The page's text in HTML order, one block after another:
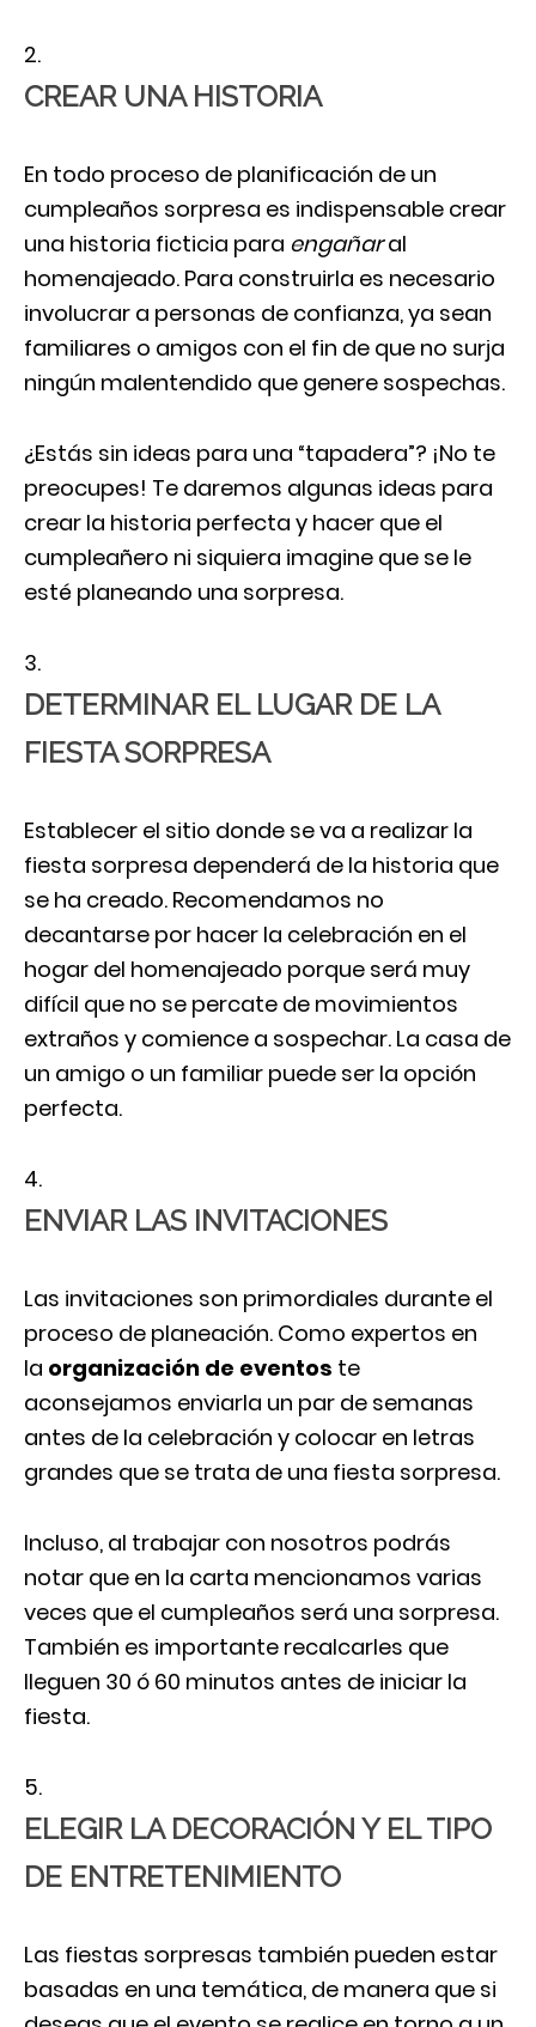
CREAR UNA HISTORIA
En todo proceso de planificación de un
cumpleaños sorpresa es indispensable crear
una historia ficticia para engañaral
homenajeado. Para construirla es necesario
involucrar a personas de confianza, ya sean
familiares o amigos con el fin de que no surja
ningún malentendido que genere sospechas.
¿Estás sin ideas para una “tapadera”? ¡No te
preocupes! Te daremos algunas ideas para
crear la historia perfecta y hacer que el
cumpleañero ni siquiera imagine que se le
esté planeando una sorpresa.
DETERMINAR EL LUGAR DE LA
FIESTA SORPRESA
Establecer el sitio donde se va a realizar la
fiesta sorpresa dependerá de la historia que
se ha creado. Recomendamos no
decantarse por hacer la celebración en el
hogar del homenajeado porque será muy
difícil que no se percate de movimientos
extraños y comience a sospechar. La casa de
un amigo o un familiar puede ser la opción
perfecta.
ENVIAR LAS INVITACIONES
Las invitaciones son primordiales durante el
proceso de planeación. Como expertos en
la organización de eventos te
aconsejamos enviarla un par de semanas
antes de la celebración y colocar en letras
grandes que se trata de una fiesta sorpresa.
Incluso, al trabajar con nosotros podrás
notar que en la carta mencionamos varias
veces que el cumpleaños será una sorpresa.
También es importante recalcarles que
lleguen 30 ó 60 minutos antes de iniciar la
fiesta.
ELEGIR LA DECORACIÓN Y EL TIPO
DE ENTRETENIMIENTO
Las fiestas sorpresas también pueden estar
basadas en una temática, de manera que si